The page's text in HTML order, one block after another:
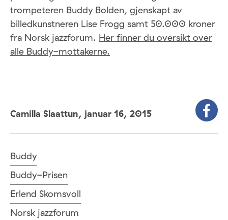
trompeteren Buddy Bolden, gjenskapt av
billedkunstneren Lise Frogg samt 50.000 kroner
fra Norsk jazzforum. Her finner du oversikt over
alle Buddy-mottakerne.
Camilla Slaattun, januar 16, 2015
Buddy
Buddy-Prisen
Erlend Skomsvoll
Norsk jazzforum